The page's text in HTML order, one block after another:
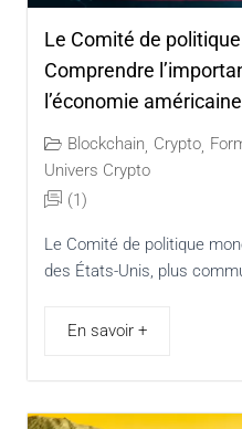
Le Comité de
Comprendre
l’économie américaine
Blockchain, Crypto,
Univers Crypto
(1)
Le Comité de politique
des États-Unis, plus
En savoir +